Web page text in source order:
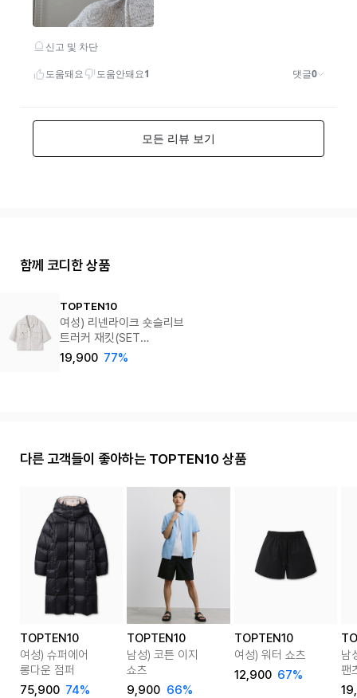
함께 코디한 상품
TOPTEN10
여성) 리넨라이크 숏슬리브
트러커 재킷(SET
MSF2RS2001)
19,900 77%
다른 고객들이 좋아하는 TOPTEN10 상품
TOPTEN10
여성) 슈퍼에어
롱다운 점퍼
75,900 74%
TOPTEN10
남성) 코튼 이지
쇼츠
9,900 66%
TOPTEN10
여성) 워터 쇼츠
12,900 67%
남
팬